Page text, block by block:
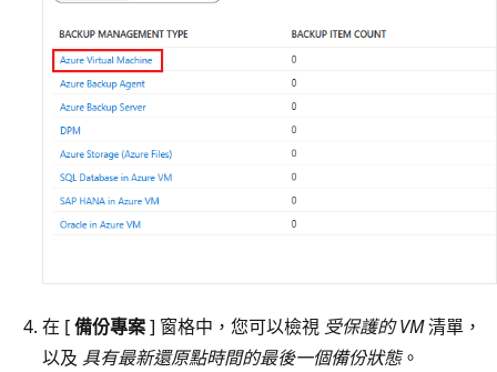
在 [備份專案] 窗格中，您可以檢視 受保護的 VM清單，
以及 具有最新還原點時間的最後一個備份狀態。